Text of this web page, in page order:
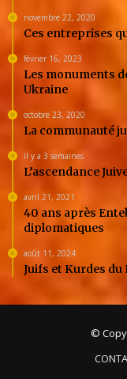
novembre 22, 2020
Ces entreprises
février 16, 2023
Les monuments
Ukraine
octobre 23, 2020
La communauté
il y a 3 semaines
L’ascendance
avril 21, 2021
40 ans après
diplomatiques
août 11, 2024
Juifs et Kurdes
©